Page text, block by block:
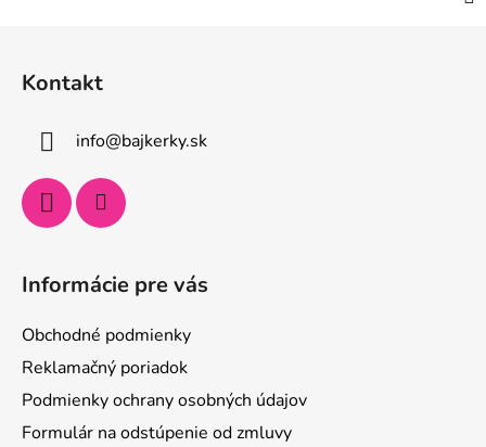
Kontakt
info@bajkerky.sk
Informácie pre vás
Obchodné podmienky
Reklamačný poriadok
Podmienky ochrany osobných údajov
Formulár na odstúpenie od zmluvy